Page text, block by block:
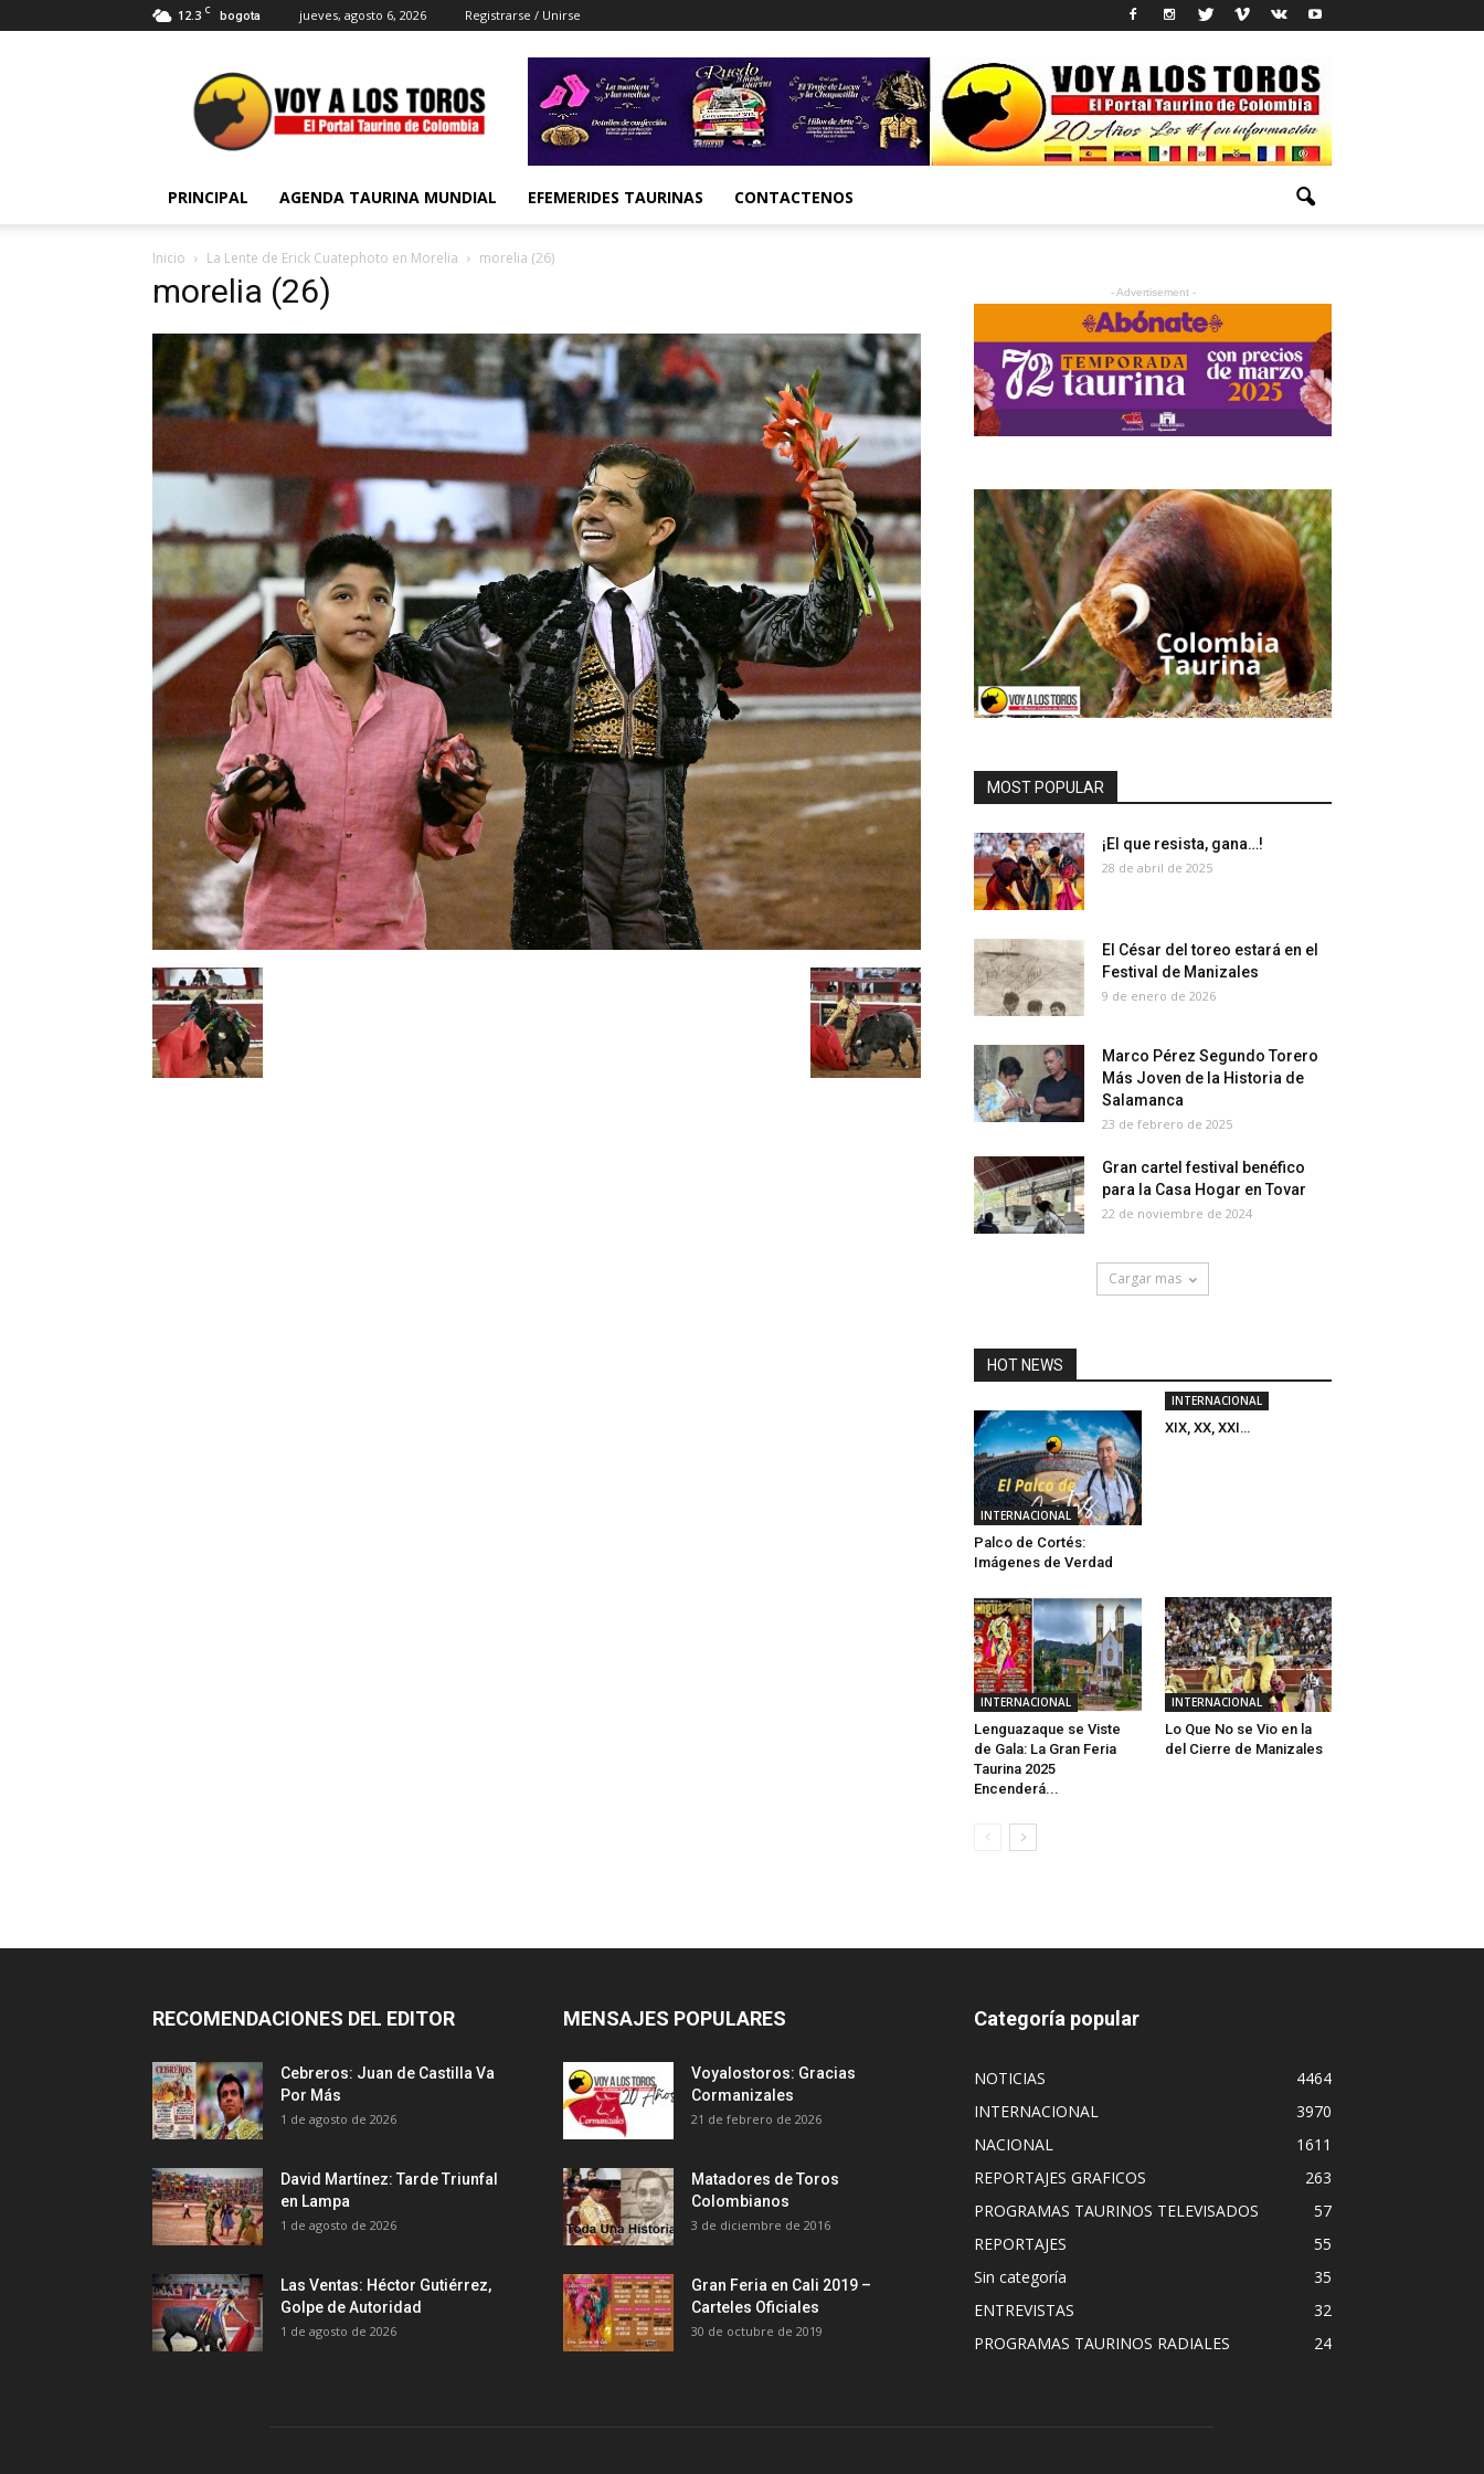
12.3 C bogota jueves, agosto 6, 2026 Registrarse / Unirse
Voy
a
Los
Toros
PRINCIPAL AGENDA TAURINA MUNDIAL EFEMERIDES TAURINAS CONTACTENOS
Inicio La Lente de Erick Cuatephoto en Morelia morelia (26)
morelia (26) - Advertisement -
MOST POPULAR
¡El que resista, gana…!
28 de abril de 2025
El César del toreo estará en el
Festival de Manizales
9 de enero de 2026
Marco Pérez Segundo Torero
Más Joven de la Historia de
Salamanca
23 de febrero de 2025
Gran cartel festival benéfico
para la Casa Hogar en Tovar
22 de noviembre de 2024
Cargar mas
HOT NEWS
INTERNACIONAL
Palco de Cortés:
Imágenes de Verdad
INTERNACIONAL
XIX, XX, XXI…
INTERNACIONAL
Lenguazaque se Viste
de Gala: La Gran Feria
Taurina 2025
Encenderá...
INTERNACIONAL
Lo Que No se Vio en la
del Cierre de Manizales
RECOMENDACIONES DEL EDITOR
Cebreros: Juan de Castilla Va
Por Más
1 de agosto de 2026
David Martínez: Tarde Triunfal
en Lampa
1 de agosto de 2026
Las Ventas: Héctor Gutiérrez,
Golpe de Autoridad
1 de agosto de 2026
MENSAJES POPULARES
Voyalostoros: Gracias
Cormanizales
21 de febrero de 2026
Matadores de Toros
Colombianos
3 de diciembre de 2016
Gran Feria en Cali 2019 –
Carteles Oficiales
30 de octubre de 2019
Categoría popular
NOTICIAS
4464
INTERNACIONAL
3970
NACIONAL
1611
REPORTAJES GRAFICOS
263
PROGRAMAS TAURINOS TELEVISADOS
57
REPORTAJES
55
Sin categoría
35
ENTREVISTAS
32
PROGRAMAS TAURINOS RADIALES
24